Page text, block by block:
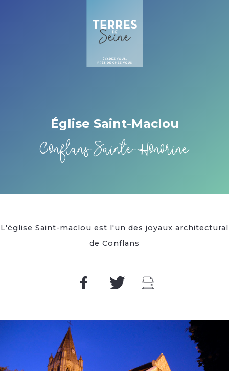
Église Saint-Maclou
Conflans-Sainte-Honorine
L'église Saint-maclou est l'un des joyaux architectural
de Conflans